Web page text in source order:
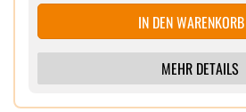
IN DEN WARENKORB
MEHR DETAILS